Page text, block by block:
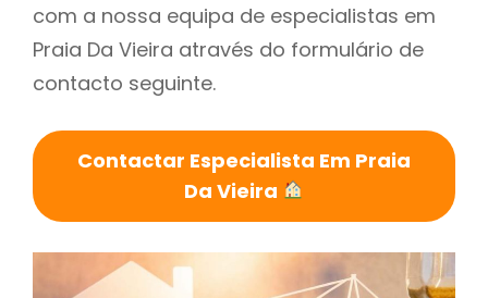
com a nossa equipa de especialistas em
Praia Da Vieira através do formulário de
contacto seguinte.
Contactar Especialista Em Praia
Da Vieira